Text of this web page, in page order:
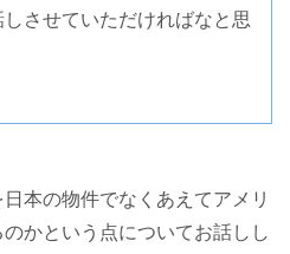
させていただければなと思
本の物件でなくあえてアメリ
かという点についてお話しし